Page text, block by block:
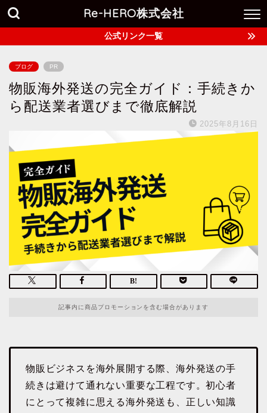
Re-HERO株式会社
公式リンク一覧
ブログ PR
物販海外発送の完全ガイド：手続きか
ら配送業者選びまで徹底解説
2025年8月16日
記事内に商品プロモーションを含む場合があります
物販ビジネスを海外展開する際、海外発送の手
続きは避けて通れない重要な工程です。初心者
にとって複雑に思える海外発送も、正しい知識